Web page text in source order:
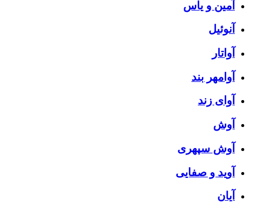
آمین و یاس
آنوئیل
آواتار
آوامهر بند
آوای زند
آوش
آوش سپهری
آوید و صفایی
آیان